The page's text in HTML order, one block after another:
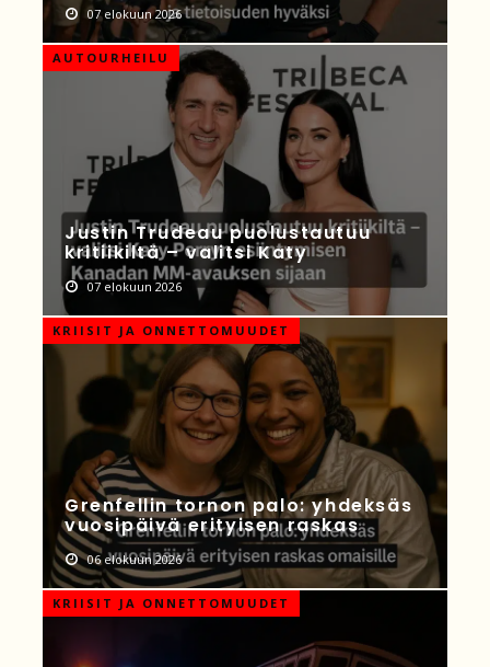
07 elokuun 2026
AUTOURHEILU
Justin Trudeau puolustautuu
kritiikiltä – valitsi Katy
07 elokuun 2026
KRIISIT JA ONNETTOMUUDET
Grenfellin tornon palo: yhdeksäs
vuosipäivä erityisen raskas
06 elokuun 2026
KRIISIT JA ONNETTOMUUDET